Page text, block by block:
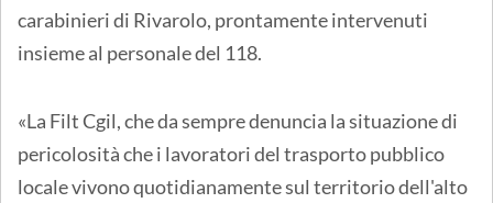
carabinieri di Rivarolo, prontamente intervenuti
insieme al personale del 118.
«La Filt Cgil, che da sempre denuncia la situazione di
pericolosità che i lavoratori del trasporto pubblico
locale vivono quotidianamente sul territorio dell'alto